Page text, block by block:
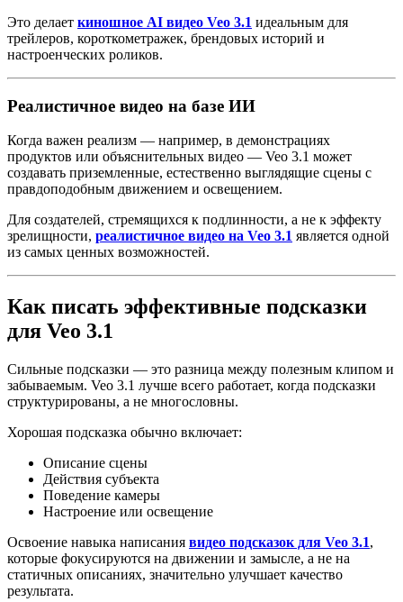
Это делает киношное AI видео Veo 3.1 идеальным для
трейлеров, короткометражек, брендовых историй и
настроенческих роликов.
Реалистичное видео на базе ИИ
Когда важен реализм — например, в демонстрациях
продуктов или объяснительных видео — Veo 3.1 может
создавать приземленные, естественно выглядящие сцены с
правдоподобным движением и освещением.
Для создателей, стремящихся к подлинности, а не к эффекту
зрелищности, реалистичное видео на Veo 3.1 является одной
из самых ценных возможностей.
Как писать эффективные подсказки
для Veo 3.1
Сильные подсказки — это разница между полезным клипом и
забываемым. Veo 3.1 лучше всего работает, когда подсказки
структурированы, а не многословны.
Хорошая подсказка обычно включает:
Описание сцены
Действия субъекта
Поведение камеры
Настроение или освещение
Освоение навыка написания видео подсказок для Veo 3.1,
которые фокусируются на движении и замысле, а не на
статичных описаниях, значительно улучшает качество
результата.